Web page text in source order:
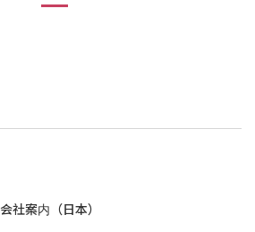
会社案内（日本）